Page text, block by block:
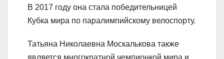
В 2017 году она стала победительницей
Кубка мира по паралимпийскому велоспорту.
Татьяна Николаевна Москалькова также